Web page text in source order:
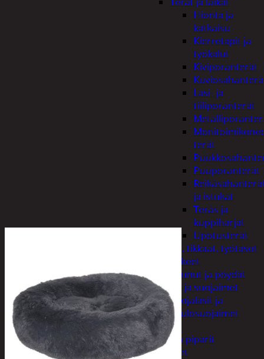
Hionta ja
katkaisu
Kierretapit ja
työkalut
Kiviporanterät
Kuviosahanterä
Lasi- ja
tiiliporanterät
terät
Puuporanterät
ja istukat
Teräs ja
kuppiharjat
Upotusterät
Telineet, tikkaat, työtasot
ja tarvikkeet
Vaunut ja pöydät
Työasut ja suojaimet
Suojalasit ja
kuulosuojaimet
Elintarvikkeet
Keksit ja piparit
Mausteet